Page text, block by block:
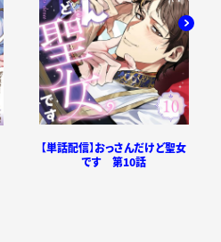
【単話配信】おっさんだけど聖女
です 第10話